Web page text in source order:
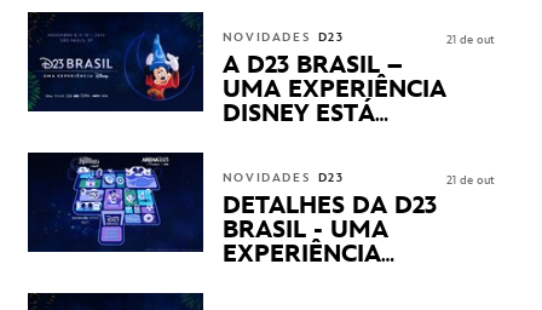
APRESENTAÇÕES E
PRODUTOS EXCLUSIVOS
NO TRANSAMÉRICA EXPO
CENTER EM SÃO PAULO
NOVIDADES D23
A D23 BRASIL –
UMA EXPERIÊNCIA
DISNEY ESTÁ
21 de out
NOVIDADES D23
DETALHES DA D23
BRASIL - UMA
EXPERIÊNCIA
21 de out